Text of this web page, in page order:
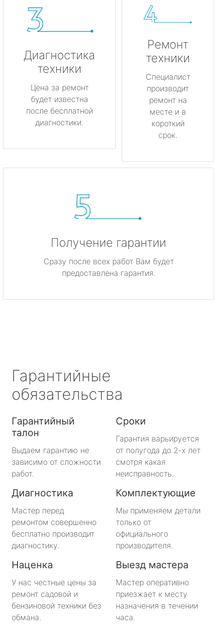
Диагностика
техники
Цена за ремонт
будет известна
после бесплатной
диагностики.
Ремонт
техники
Специалист
производит
ремонт на
месте и в
короткий
срок.
Получение гарантии
Сразу после всех работ Вам будет
предоставлена гарантия.
Гарантийные
обязательства
Гарантийный
талон
Выдаем гарантию не
зависимо от сложности
работ.
Сроки
Гарантия варьируется
от полугода до 2-х лет
смотря какая
неисправность.
Диагностика
Мастер перед
ремонтом совершенно
бесплатно производит
диагностику.
Комплектующие
Мы применяем детали
только от
официального
производителя.
Наценка
У нас честные цены за
ремонт садовой и
бензиновой техники без
обмана.
Выезд мастера
Мастер оперативно
приезжает к месту
назначения в течении
часа.